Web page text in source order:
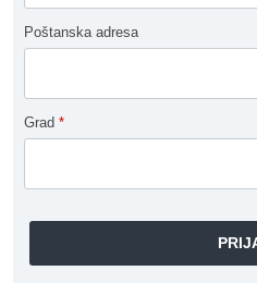
Poštanska adresa
Grad *